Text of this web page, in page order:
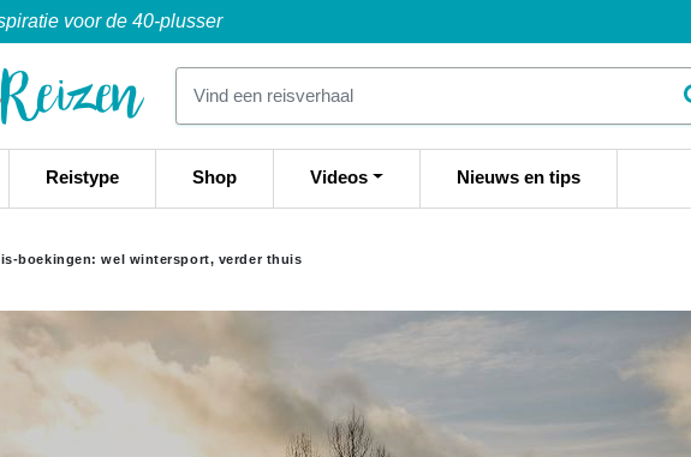
voor de 40-plusser
Reistype Shop Videos Nieuws en tips
boekingen: wel wintersport, verder thuis